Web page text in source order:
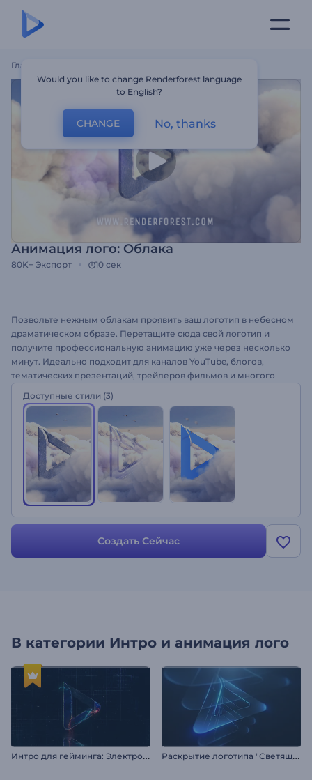
Главная
Анимация лого: Облака
80K+ Экспорт 10 сек
Позвольте нежным облакам проявить ваш логотип в небесном
драматическом образе. Перетащите сюда свой логотип и
получите профессиональную анимацию уже через несколько
минут. Идеально подходит для каналов YouTube, блогов,
тематических презентаций, трейлеров фильмов и многого
уже сегодня, пробуйте бесплатно!
Доступные стили (3)
Создать Сейчас
В категории Интро и анимация лого
И
нтро для гейминга: Электро камень Р
аскрытие логотипа "Светящиеся слои"
Would you like to change Renderforest language
to English?
CHANGE No, thanks